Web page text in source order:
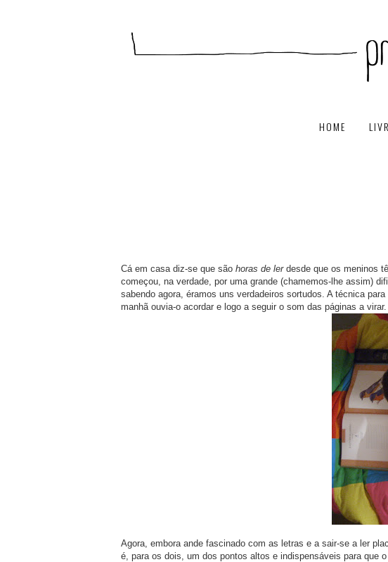
HOME
Cá em casa diz-se que são horas de lerdesde que os meninos
começou, na verdade, por uma grande (chamemos-lhe assim)
sabendo agora, éramos uns verdadeiros sortudos. A técnica
manhã ouvia-o acordar e logo a seguir o som das páginas a
Agora, embora ande fascinado com as letras e a sair-se a ler
é, para os dois, um dos pontos altos e indispensáveis para que